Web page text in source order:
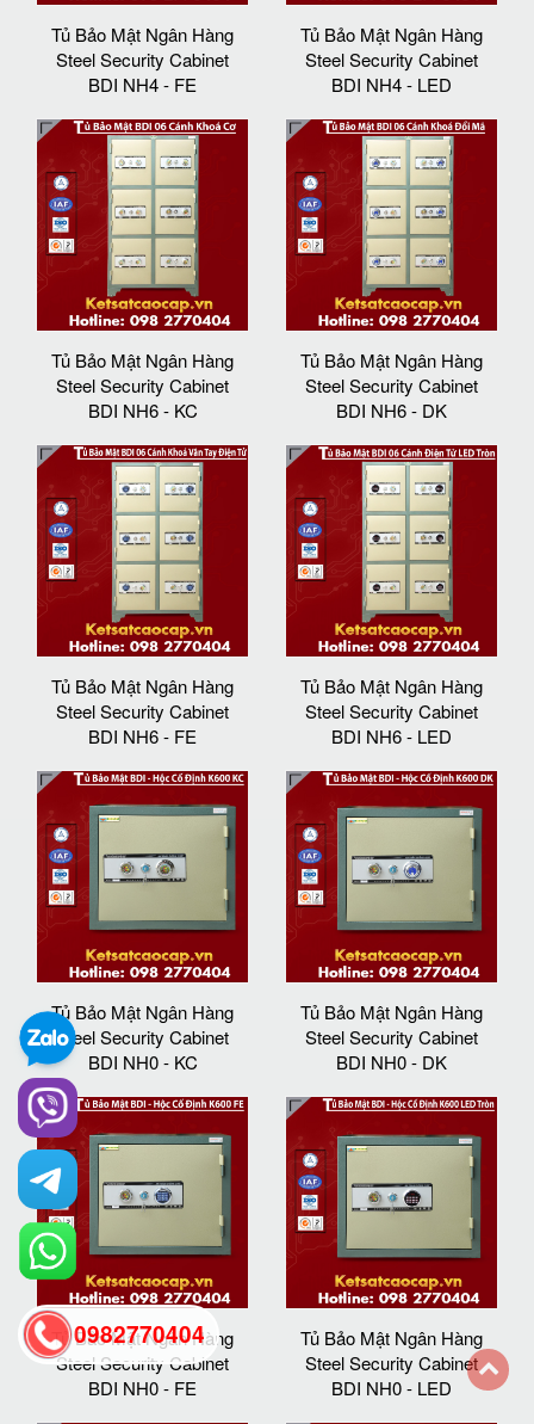
Tủ Bảo Mật Ngân Hàng
Steel Security Cabinet
BDI NH4 - FE
Tủ Bảo Mật Ngân Hàng
Steel Security Cabinet
BDI NH4 - LED
Tủ Bảo Mật Ngân Hàng
Steel Security Cabinet
BDI NH6 - KC
Tủ Bảo Mật Ngân Hàng
Steel Security Cabinet
BDI NH6 - DK
Tủ Bảo Mật Ngân Hàng
Steel Security Cabinet
BDI NH6 - FE
Tủ Bảo Mật Ngân Hàng
Steel Security Cabinet
BDI NH6 - LED
Tủ Bảo Mật Ngân Hàng
Steel Security Cabinet
BDI NH0 - KC
Tủ Bảo Mật Ngân Hàng
Steel Security Cabinet
BDI NH0 - DK
Tủ Bảo Mật Ngân Hàng
Steel Security Cabinet
BDI NH0 - FE
Tủ Bảo Mật Ngân Hàng
Steel Security Cabinet
BDI NH0 - LED
0982770404